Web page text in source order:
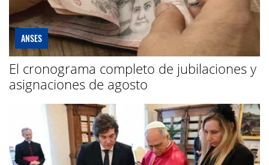
ANSES
El cronograma completo de jubilaciones y
asignaciones de agosto